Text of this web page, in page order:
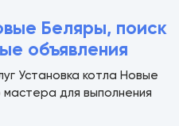
Беляры, поиск
объявления
Установка котла Новые
для выполнения